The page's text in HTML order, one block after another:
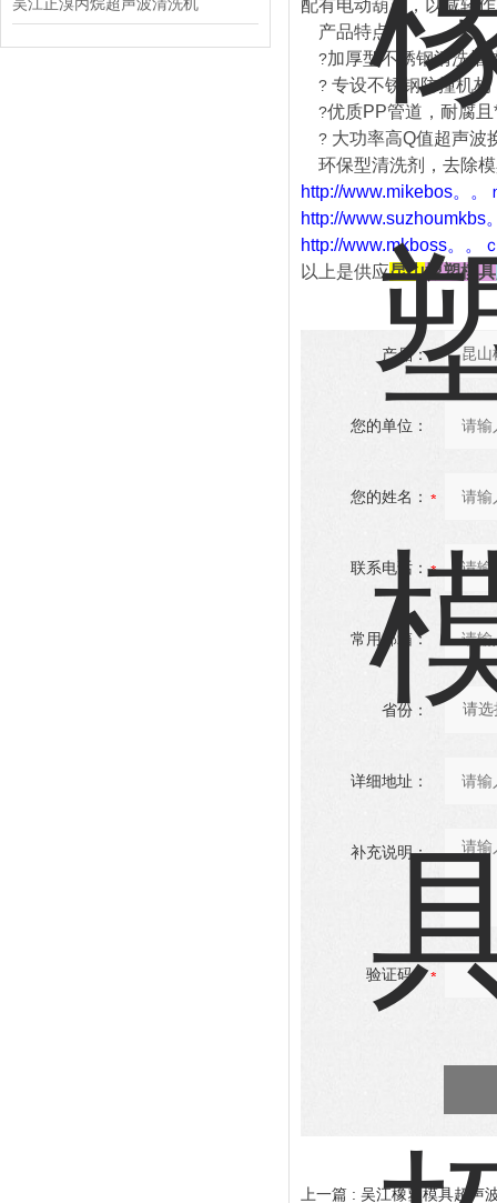
配有电动葫芦，以减轻
产品特点：
?加厚型不锈钢清洗槽
? 专设不锈钢防撞机
?优质PP管道，耐腐
? 大功率高Q值超声波
环保型清洗剂，去除
http://www.mikebos
http://
http://www.mkboss。。
以上是供应昆山橡塑模具
产品：
您的单位：
您的姓名：
联系电话：
常用邮箱：
省份：
详细地址：
补充说明：
验证码：
上一篇 : 吴江橡塑模具超声